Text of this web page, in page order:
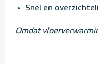
Snel en
Omdat